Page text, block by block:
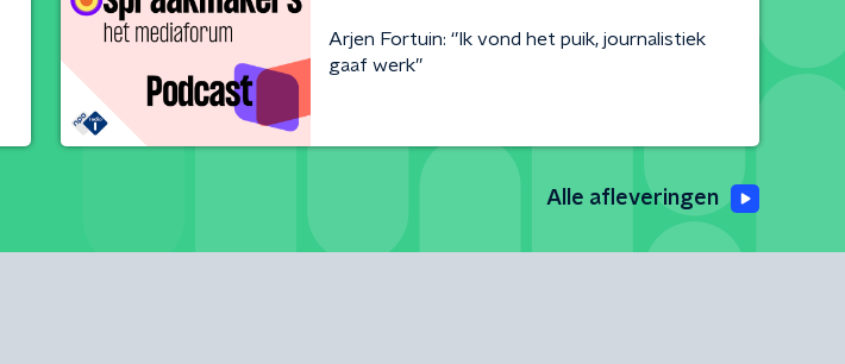
Arjen Fortuin: ‘’Ik vond het puik, journalistiek
gaaf werk’’
Alle afleveringen